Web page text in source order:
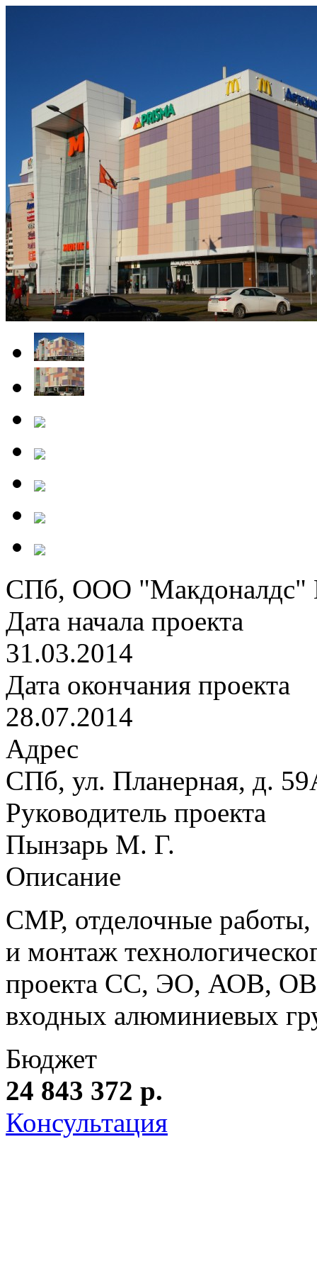
СПб, ООО "Макдоналдс"
Дата начала проекта
31.03.2014
Дата окончания проекта
28.07.2014
Адрес
СПб, ул. Планерная, д.
Руководитель проекта
Пынзарь М. Г.
Описание
СМР, отделочные работы,
и монтаж
проекта СС, ЭО, АОВ,
входных алюминиевых
Бюджет
24 843 372 р.
Консультация